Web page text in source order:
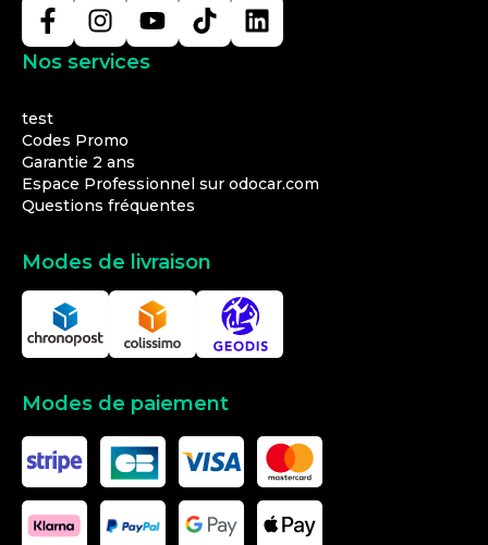
Nos services
test
Codes Promo
Garantie 2 ans
Espace Professionnel sur odocar.com
Questions fréquentes
Modes de livraison
Modes de paiement